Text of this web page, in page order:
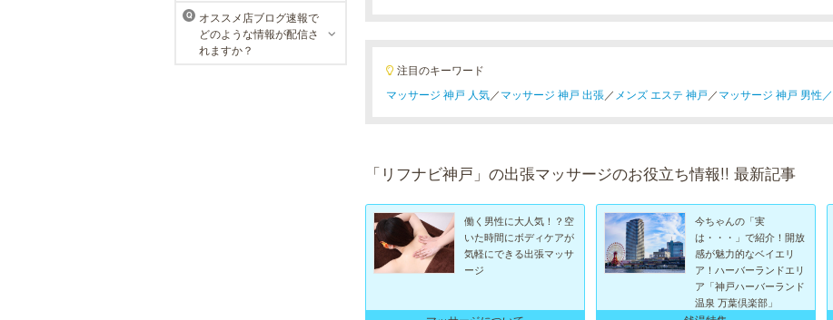
Q
オススメ店ブログ速報で
どのような情報が配信さ
れますか？
注目のキーワード
マッサージ 神戸 人気／マッサージ 神戸 出張／ メンズ エステ 神戸／マッサージ 神戸 男性／
「リフナビ神戸」の出張マッサージのお役立ち情報!! 最新記事
働く男性に大人気！？空
いた時間にボディケアが
気軽にできる出張マッサ
ージ
今ちゃんの「実
は・・・」で紹介！開放
感が魅力的なベイエリ
ア！ハーバーランドエリ
ア「神戸ハーバーランド
温泉 万葉倶楽部」